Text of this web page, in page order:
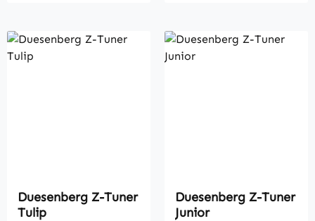
Duesenberg Z-Tuner
Tulip
Duesenberg Z-Tuner
Junior